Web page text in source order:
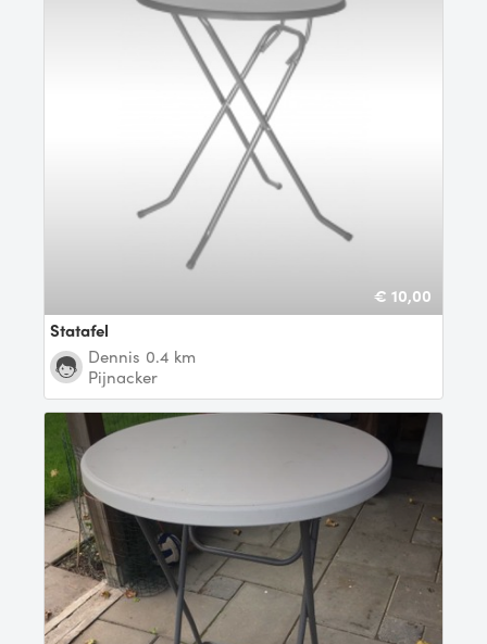
€ 10,00
Statafel
Dennis 0.4 km
Pijnacker